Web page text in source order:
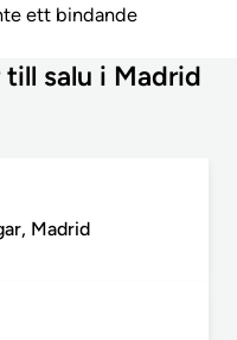
ett bindande
salu i Madrid
Madrid